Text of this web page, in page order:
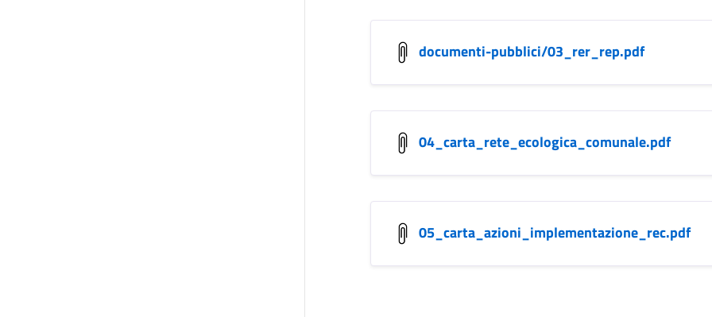
documenti-pubblici/03_rer_rep.pdf
04_carta_rete_ecologica_comunale.pdf
05_carta_azioni_implementazione_rec.pdf